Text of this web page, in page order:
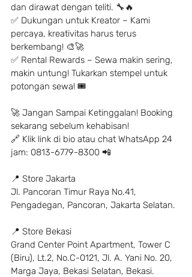
dan dirawat dengan teliti. 🔧🔥
✅ Dukungan untuk Kreator – Kami
percaya, kreativitas harus terus
berkembang! 🎨🚀
✅ Rental Rewards – Sewa makin sering,
makin untung! Tukarkan stempel untuk
potongan sewa! 🎟
🚀 Jangan Sampai Ketinggalan! Booking
sekarang sebelum kehabisan!
🔗 Klik link di bio atau chat WhatsApp 24
jam: 0813-6779-8300 📲
📍 Store Jakarta
Jl. Pancoran Timur Raya No.41,
Pengadegan, Pancoran, Jakarta Selatan.
📍 Store Bekasi
Grand Center Point Apartment, Tower C
(Biru), Lt.2, No.C-0121, Jl. A. Yani No. 20,
Marga Jaya, Bekasi Selatan, Bekasi.